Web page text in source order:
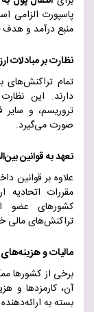
پاسپورت الزامی
منبع درآمد و هدف
نظارت بر مبادلات
تمام تراکنش‌های
دارند. این
تروریسم، و
صورت می‌گیرد.
تعهد به قوانین
علاوه بر قوانین
مقررات اتحادیه
کشورهای عضو
تراکنش‌های مالی
مالیات و هزینه‌های
برخی از کشورها
آن، کارمزدها و
بسته به